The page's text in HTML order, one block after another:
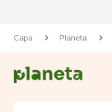
Capa Planeta